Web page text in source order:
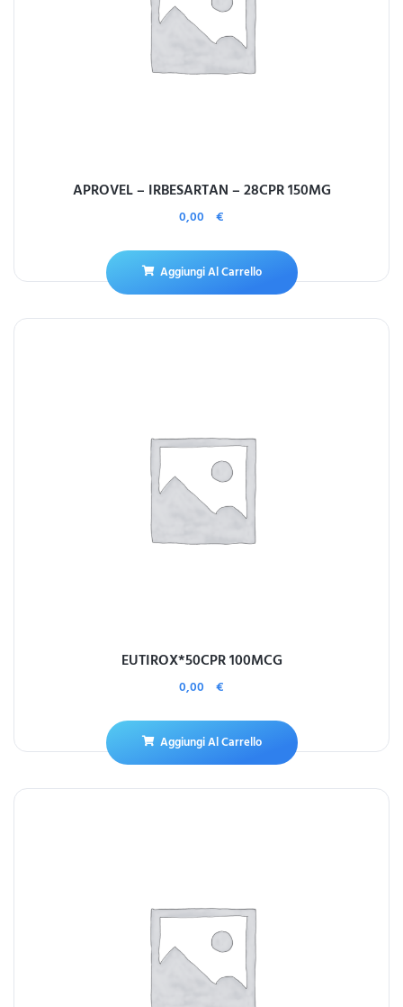
APROVEL – IRBESARTAN – 28CPR 150MG
0,00 €
Aggiungi Al Carrello
EUTIROX*50CPR 100MCG
0,00 €
Aggiungi Al Carrello